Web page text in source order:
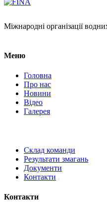
Міжнародні організації
Меню
Головна
Про нас
Новини
Відео
Галерея
Склад команди
Результати змагань
Документи
Контакти
Контакти